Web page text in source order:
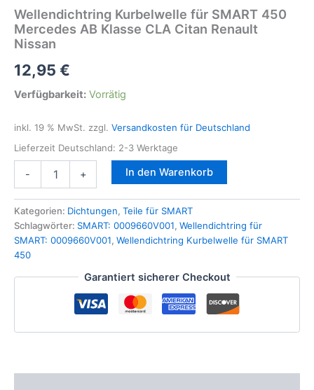
Wellendichtring Kurbelwelle für SMART 450
Mercedes AB Klasse CLA Citan Renault
Nissan
12,95 €
Verfügbarkeit: Vorrätig
inkl. 19 % MwSt. zzgl. Versandkosten für Deutschland
Lieferzeit Deutschland: 2-3 Werktage
-
Kurbelwelle
SMART
450
Mercedes
AB
CLA
Menge
+ In den Warenkorb
Kategorien: Dichtungen, Teile für SMART
Schlagwörter: SMART: 0009660V001, Wellendichtring für
SMART: 0009660V001, Wellendichtring Kurbelwelle für SMART
450
Garantiert sicherer Checkout